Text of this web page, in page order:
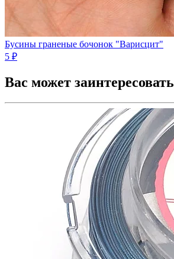
Бусины граненые бочонок "Варисцит"
5 ₽
Вас может заинтересовать